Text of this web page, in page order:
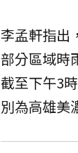
李孟軒指出
部分區域時
截至下午3
別為高雄美